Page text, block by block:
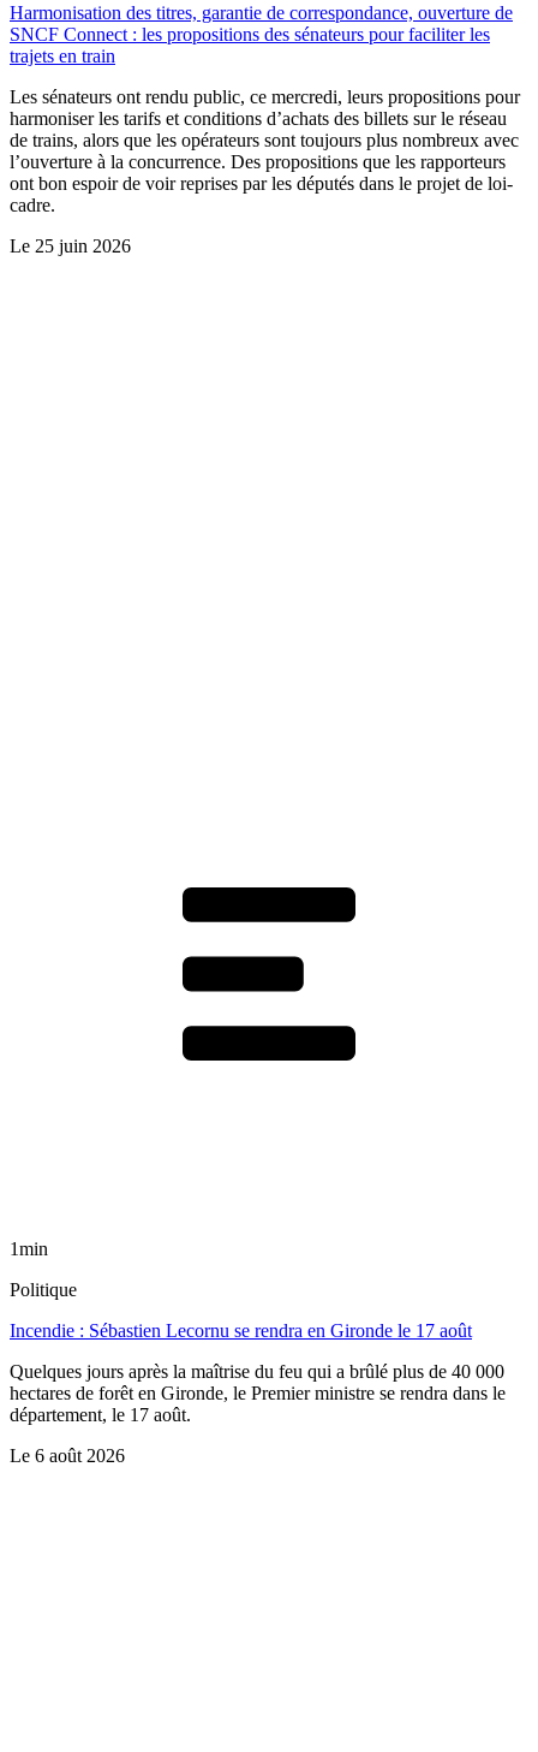
Harmonisation des titres, garantie de correspondance, ouverture de
SNCF Connect : les propositions des sénateurs pour faciliter les
trajets en train
Les sénateurs ont rendu public, ce mercredi, leurs propositions pour
harmoniser les tarifs et conditions d’achats des billets sur le réseau
de trains, alors que les opérateurs sont toujours plus nombreux avec
l’ouverture à la concurrence. Des propositions que les rapporteurs
ont bon espoir de voir reprises par les députés dans le projet de loi-
cadre.
Le 25 juin 2026
1min
Politique
Incendie : Sébastien Lecornu se rendra en Gironde le 17 août
Quelques jours après la maîtrise du feu qui a brûlé plus de 40 000
hectares de forêt en Gironde, le Premier ministre se rendra dans le
département, le 17 août.
Le 6 août 2026